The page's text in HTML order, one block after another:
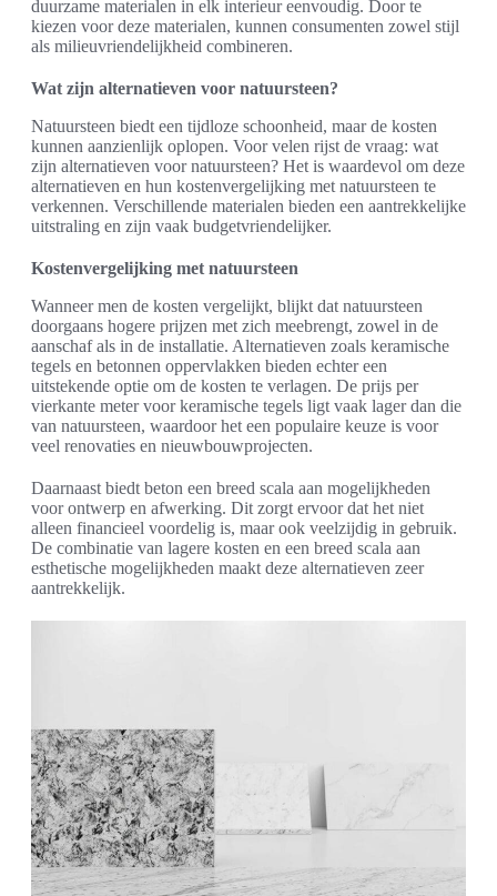
duurzame materialen in elk interieur eenvoudig. Door te
kiezen voor deze materialen, kunnen consumenten zowel stijl
als milieuvriendelijkheid combineren.
Wat zijn alternatieven voor natuursteen?
Natuursteen biedt een tijdloze schoonheid, maar de kosten
kunnen aanzienlijk oplopen. Voor velen rijst de vraag: wat
zijn alternatieven voor natuursteen? Het is waardevol om deze
alternatieven en hun kostenvergelijking met natuursteen te
verkennen. Verschillende materialen bieden een aantrekkelijke
uitstraling en zijn vaak budgetvriendelijker.
Kostenvergelijking met natuursteen
Wanneer men de kosten vergelijkt, blijkt dat natuursteen
doorgaans hogere prijzen met zich meebrengt, zowel in de
aanschaf als in de installatie. Alternatieven zoals keramische
tegels en betonnen oppervlakken bieden echter een
uitstekende optie om de kosten te verlagen. De prijs per
vierkante meter voor keramische tegels ligt vaak lager dan die
van natuursteen, waardoor het een populaire keuze is voor
veel renovaties en nieuwbouwprojecten.
Daarnaast biedt beton een breed scala aan mogelijkheden
voor ontwerp en afwerking. Dit zorgt ervoor dat het niet
alleen financieel voordelig is, maar ook veelzijdig in gebruik.
De combinatie van lagere kosten en een breed scala aan
esthetische mogelijkheden maakt deze alternatieven zeer
aantrekkelijk.